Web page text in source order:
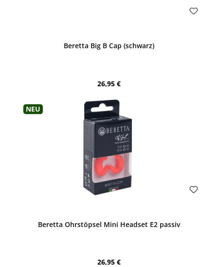
Beretta Big B Cap (schwarz)
Regulärer Preis:
26,95 €
Neu
Beretta Ohrstöpsel Mini Headset E2 passiv
Regulärer Preis:
26,95 €